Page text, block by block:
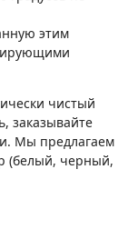
этим
чистый
заказывайте
Мы предлагаем
(белый, черный,